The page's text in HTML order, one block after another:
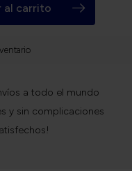
al carrito
a todo el mundo
y sin complicaciones